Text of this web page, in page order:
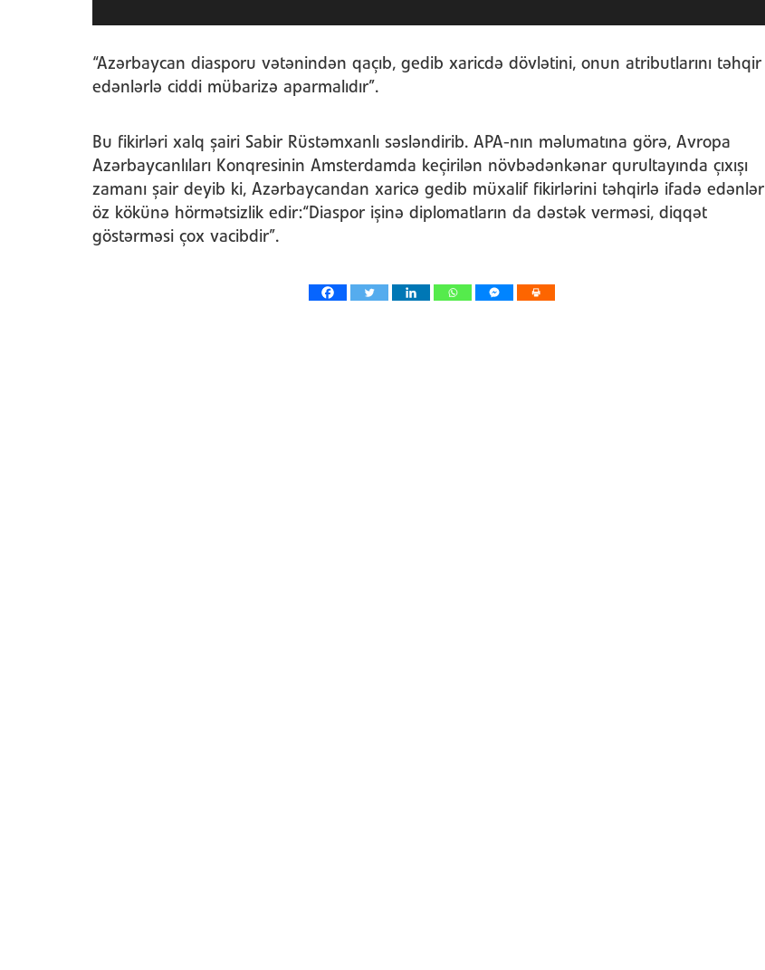
“Azərbaycan diasporu vətənindən qaçıb, gedib xaricdə dövlətini, onun atributlarını təhqir
edənlərlə ciddi mübarizə aparmalıdır”.
Bu fikirləri xalq şairi Sabir Rüstəmxanlı səsləndirib. APA-nın məlumatına görə, Avropa
Azərbaycanlıları Konqresinin Amsterdamda keçirilən növbədənkənar qurultayında çıxışı
zamanı şair deyib ki, Azərbaycandan xaricə gedib müxalif fikirlərini təhqirlə ifadə edənlər
öz kökünə hörmətsizlik edir:“Diaspor işinə diplomatların da dəstək verməsi, diqqət
göstərməsi çox vacibdir”.